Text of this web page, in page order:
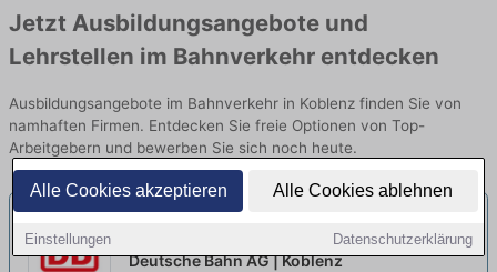
Alle Cookies akzeptieren Alle Cookies ablehnen
Einstellungen Datenschutzerklärung
Jetzt Ausbildungsangebote und
Lehrstellen im Bahnverkehr entdecken
Ausbildungsangebote im Bahnverkehr in Koblenz finden Sie von
namhaften Firmen. Entdecken Sie freie Optionen von Top-
Arbeitgebern und bewerben Sie sich noch heute.
auf ein Gaming Stipendium neu
Deutsche Bahn AG | Koblenz